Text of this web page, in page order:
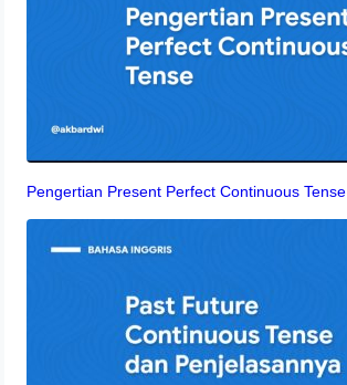
Pengertian Present Perfect Continuous Tense